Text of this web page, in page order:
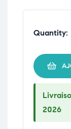
Quantity:
2026